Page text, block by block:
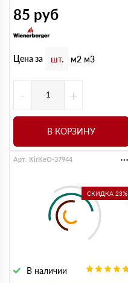
85 руб
Цена за шт. м2 м3
- +
В КОРЗИНУ
СКИДКА 23%
В наличии
Арт. KirKeO-37944